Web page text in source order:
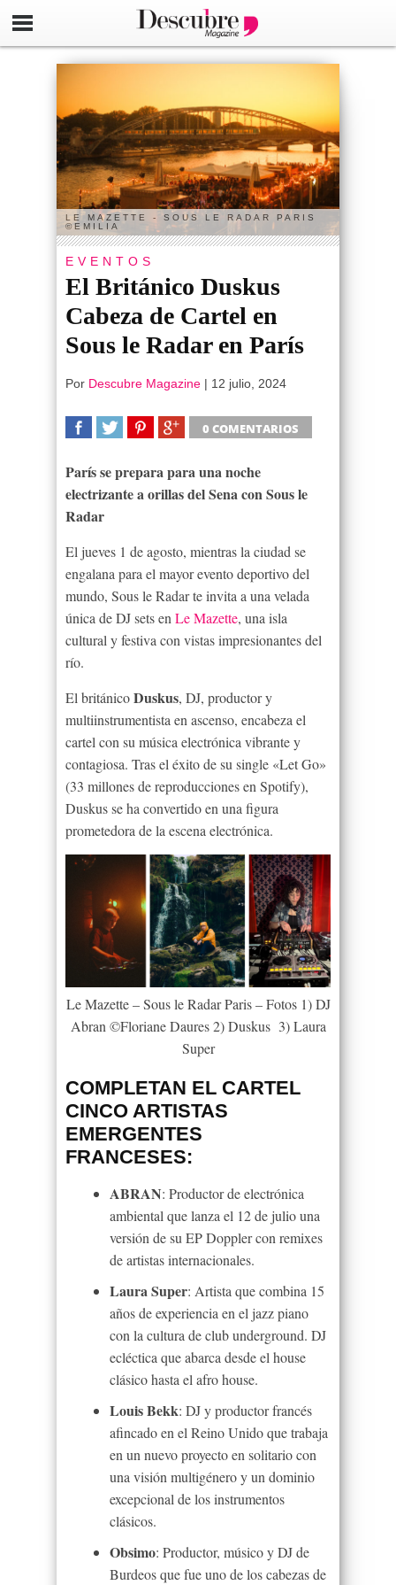
LE MAZETTE - SOUS LE RADAR PARIS
©EMILIA
EVENTOS
El Británico Duskus
Cabeza de Cartel en
Sous le Radar en París
Por Descubre Magazine | 12 julio, 2024
0 COMENTARIOS
París se prepara para una noche
electrizante a orillas del Sena con Sous le
Radar
El jueves 1 de agosto, mientras la ciudad se
engalana para el mayor evento deportivo del
mundo, Sous le Radar te invita a una velada
única de DJ sets en Le Mazette, una isla
cultural y festiva con vistas impresionantes del
río.
El británicoDuskus, DJ, productor y
multiinstrumentista en ascenso, encabeza el
cartel con su música electrónica vibrante y
contagiosa. Tras el éxito de su single «Let Go»
(33 millones de reproducciones en Spotify),
Duskus se ha convertido en una figura
prometedora de la escena electrónica.
Le Mazette – Sous le Radar Paris – Fotos 1) DJ
Abran ©Floriane Daures 2) Duskus 3) Laura
Super
COMPLETAN EL CARTEL
CINCO ARTISTAS
EMERGENTES
FRANCESES:
ABRAN: Productor de electrónica
ambiental que lanza el 12 de julio una
versión de su EP Doppler con remixes
de artistas internacionales.
Laura Super: Artista que combina 15
años de experiencia en el jazz piano
con la cultura de club underground. DJ
ecléctica que abarca desde el house
clásico hasta el afro house.
Louis Bekk: DJ y productor francés
afincado en el Reino Unido que trabaja
en un nuevo proyecto en solitario con
una visión multigénero y un dominio
excepcional de los instrumentos
clásicos.
Obsimo: Productor, músico y DJ de
Burdeos que fue uno de los cabezas de